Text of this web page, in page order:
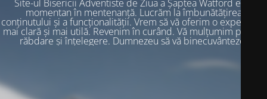
Site-ul Bisericii Adventiste de Ziua a Șaptea Watford este
momentan în mentenanță. Lucrăm la îmbunătățirea
conținutului și a funcționalității. Vrem să vă oferim o experiență
mai clară și mai utilă. Revenim în curând. Vă mulțumim pentru
răbdare și înțelegere. Dumnezeu să vă binecuvânteze.